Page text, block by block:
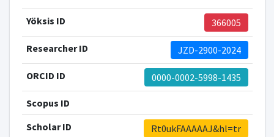
Yöksis ID 366005
Researcher ID JZD-2900-2024
ORCID ID 0000-0002-5998-1435
Scopus ID
Scholar ID
Rt0ukFAAAAAJ&hl=tr